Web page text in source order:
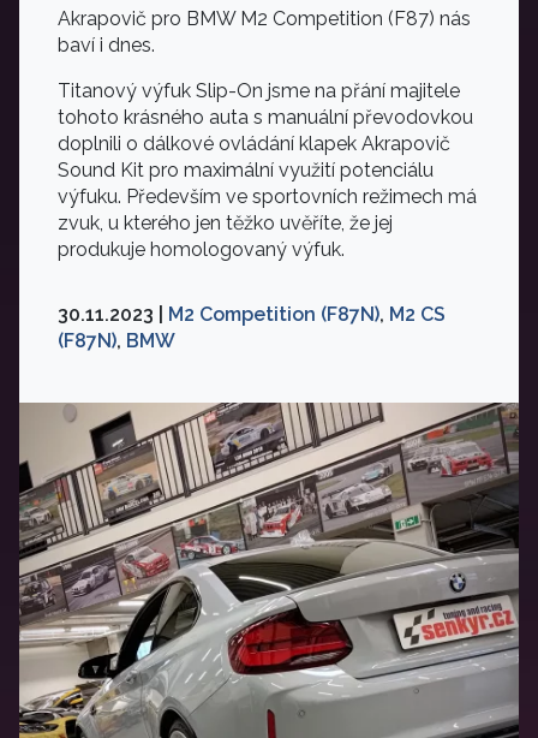
Akrapovič pro BMW M2 Competition (F87) nás
baví i dnes.
Titanový výfuk Slip-On jsme na přání majitele
tohoto krásného auta s manuální převodovkou
doplnili o dálkové ovládání klapek Akrapovič
Sound Kit pro maximální využití potenciálu
výfuku. Především ve sportovních režimech má
zvuk, u kterého jen těžko uvěříte, že jej
produkuje homologovaný výfuk.
30.11.2023 | M2 Competition (F87N), M2 CS
(F87N), BMW